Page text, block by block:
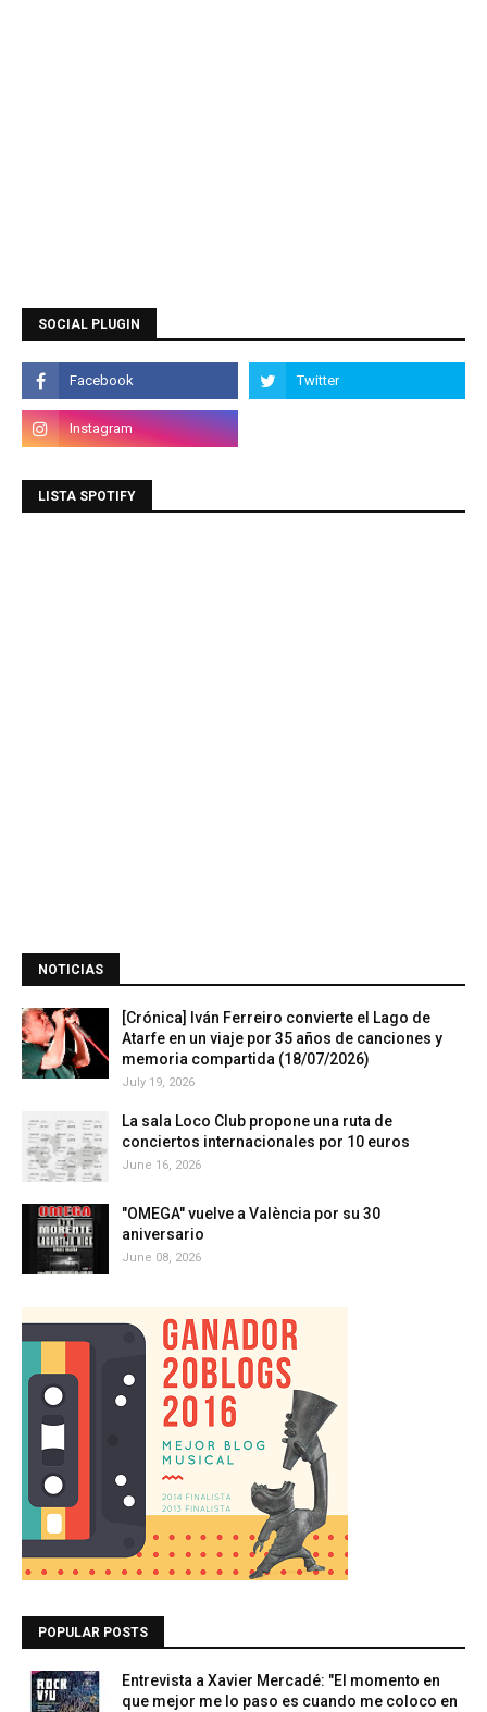
SOCIAL PLUGIN
LISTA SPOTIFY
NOTICIAS
[Crónica] Iván Ferreiro convierte el Lago de
Atarfe en un viaje por 35 años de canciones y
memoria compartida (18/07/2026)
July 19, 2026
La sala Loco Club propone una ruta de
conciertos internacionales por 10 euros
June 16, 2026
"OMEGA" vuelve a València por su 30
aniversario
June 08, 2026
POPULAR POSTS
Entrevista a Xavier Mercadé: "El momento en
que mejor me lo paso es cuando me coloco en